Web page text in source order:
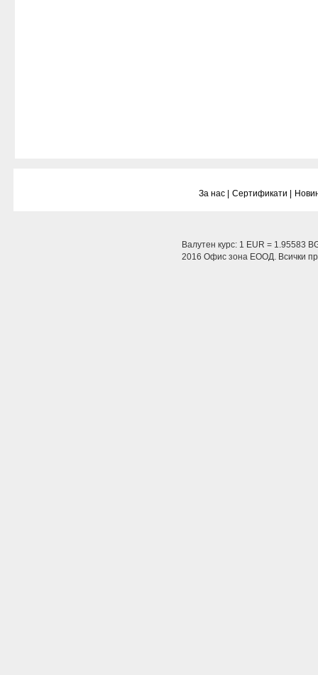
За нас | Сертификати |
Валутен курс: 1 EUR = 1.95583
2016 Офис зона ЕООД. Всички